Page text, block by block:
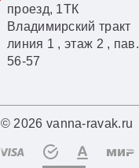
проезд, 1ТК
Владимирский тракт
линия 1 , этаж 2 , пав.
56-57
© 2026 vanna-ravak.ru